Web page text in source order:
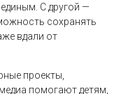
С другой —
сохранять
вдали от
проекты,
помогают детям,